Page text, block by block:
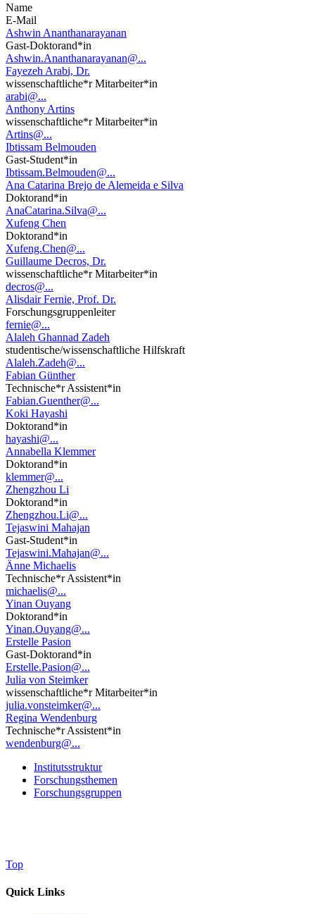
Name
E-Mail
Ashwin Ananthanarayanan
Gast-Doktorand*in
Ashwin.Ananthanarayanan@...
Fayezeh Arabi, Dr.
wissenschaftliche*r Mitarbeiter*in
arabi@...
Anthony Artins
wissenschaftliche*r Mitarbeiter*in
Artins@...
Ibtissam Belmouden
Gast-Student*in
Ibtissam.Belmouden@...
Ana Catarina Brejo de Alemeida e Silva
Doktorand*in
AnaCatarina.Silva@...
Xufeng Chen
Doktorand*in
Xufeng.Chen@...
Guillaume Decros, Dr.
wissenschaftliche*r Mitarbeiter*in
decros@...
Alisdair Fernie, Prof. Dr.
Forschungsgruppenleiter
fernie@...
Alaleh Ghannad Zadeh
studentische/wissenschaftliche Hilfskraft
Alaleh.Zadeh@...
Fabian Günther
Technische*r Assistent*in
Fabian.Guenther@...
Koki Hayashi
Doktorand*in
hayashi@...
Annabella Klemmer
Doktorand*in
klemmer@...
Zhengzhou Li
Doktorand*in
Zhengzhou.Li@...
Tejaswini Mahajan
Gast-Student*in
Tejaswini.Mahajan@...
Änne Michaelis
Technische*r Assistent*in
michaelis@...
Yinan Ouyang
Doktorand*in
Yinan.Ouyang@...
Erstelle Pasion
Gast-Doktorand*in
Erstelle.Pasion@...
Julia von Steimker
wissenschaftliche*r Mitarbeiter*in
julia.vonsteimker@...
Regina Wendenburg
Technische*r Assistent*in
wendenburg@...
Institutsstruktur
Forschungsthemen
Forschungsgruppen
Top
Quick Links